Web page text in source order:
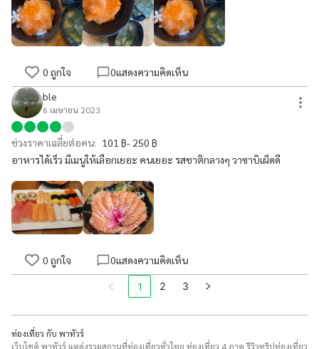
0 ถูกใจ 0แสดงความคิดเห็น
ble
6 เมษายน 2023
ช่วงราคาเฉลี่ยต่อคน: 101 ฿- 250 ฿
อาหารได้เร็ว มีเมนูให้เลือกเยอะ คนเยอะ รสชาติกลางๆ วาซาบิเผ็ดดี
0 ถูกใจ 0แสดงความคิดเห็น
1 2 3
ท่องเที่ยว กับ พาทัวร์
เว็บไซต์ พาทัวร์ แหล่งรวมสถานที่ท่องเที่ยวทั่วไทย ท่องเที่ยว 4 ภาค รีวิวทริปท่องเที่ยว